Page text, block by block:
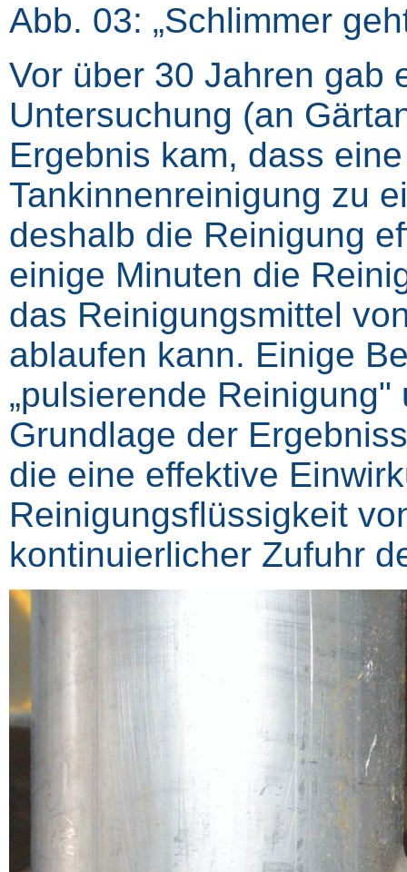
Abb. 03: „Schlimmer
Vor über 30 Jahren gab
Untersuchung (an
Ergebnis kam, dass
Tankinnenreinigung zu
deshalb die Reinigung
einige Minuten die
das Reinigungsmittel
ablaufen kann. Einige
„pulsierende
Grundlage der
die eine effektive
Reinigungsflüssigkeit
kontinuierlicher Zufuhr